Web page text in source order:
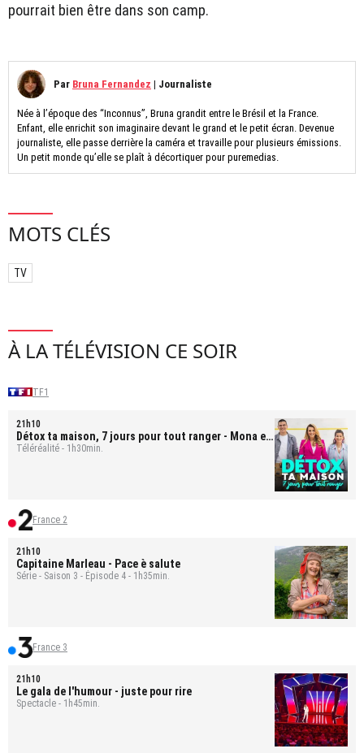
pourrait bien être dans son camp.
Par Bruna Fernandez | Journaliste
Née à l’époque des “Inconnus”, Bruna grandit entre le Brésil et la France.
Enfant, elle enrichit son imaginaire devant le grand et le petit écran. Devenue
journaliste, elle passe derrière la caméra et travaille pour plusieurs émissions.
Un petit monde qu’elle se plaît à décortiquer pour puremedias.
MOTS CLÉS
TV
À LA TÉLÉVISION CE SOIR
TF1
21h10
Détox ta maison, 7 jours pour tout ranger - Mona et
Bastien
Téléréalité - 1h30min.
France 2
21h10
Capitaine Marleau - Pace è salute
Série - Saison 3 - Épisode 4 - 1h35min.
France 3
21h10
Le gala de l'humour - juste pour rire
Spectacle - 1h45min.